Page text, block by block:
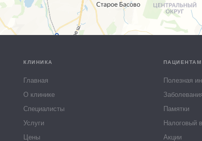
КЛИНИКА
Главная
О клинике
Специалисты
Услуги
Цены
ПАЦИЕНТАМ
Полезная
Памятки
Налоговый
Акции